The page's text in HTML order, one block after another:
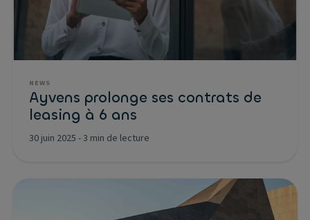
NEWS
Ayvens prolonge ses contrats de
leasing à 6 ans
30 juin 2025 -3 min de lecture